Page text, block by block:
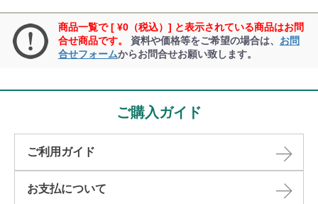
商品一覧で [ ¥0（税込）] と表示されている商品はお問
合せ商品です。
資料や価格等をご希望の場合は、 お問
合せフォームからお問合せお願い致します。
ご購入ガイド
ご利用ガイド
お支払について